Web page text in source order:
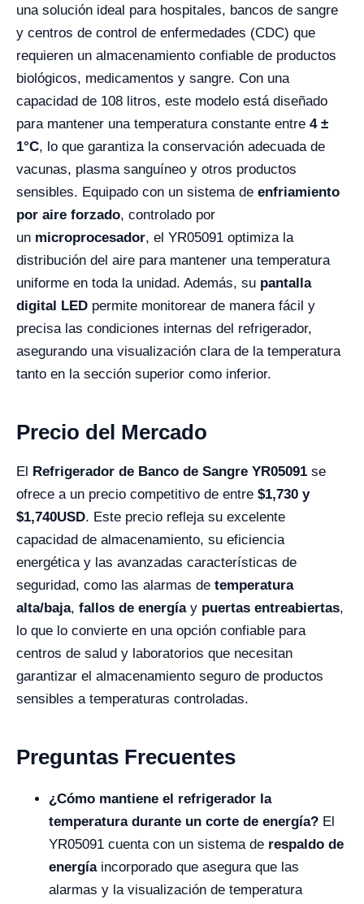
una solución ideal para hospitales, bancos de sangre
y centros de control de enfermedades (CDC) que
requieren un almacenamiento confiable de productos
biológicos, medicamentos y sangre. Con una
capacidad de 108 litros, este modelo está diseñado
para mantener una temperatura constante entre 4 ±
1°C, lo que garantiza la conservación adecuada de
vacunas, plasma sanguíneo y otros productos
sensibles. Equipado con un sistema de enfriamiento
por aire forzado, controlado por
un microprocesador, el YR05091 optimiza la
distribución del aire para mantener una temperatura
uniforme en toda la unidad. Además, su pantalla
digital LED permite monitorear de manera fácil y
precisa las condiciones internas del refrigerador,
asegurando una visualización clara de la temperatura
tanto en la sección superior como inferior.
Precio del Mercado
El Refrigerador de Banco de Sangre YR05091 se
ofrece a un precio competitivo de entre $1,730 y
$1,740USD. Este precio refleja su excelente
capacidad de almacenamiento, su eficiencia
energética y las avanzadas características de
seguridad, como las alarmas de temperatura
alta/baja, fallos de energíay puertas entreabiertas,
lo que lo convierte en una opción confiable para
centros de salud y laboratorios que necesitan
garantizar el almacenamiento seguro de productos
sensibles a temperaturas controladas.
Preguntas Frecuentes
¿Cómo mantiene el refrigerador la
temperatura durante un corte de energía? El
YR05091 cuenta con un sistema de respaldo de
energíaincorporado que asegura que las
alarmas y la visualización de temperatura